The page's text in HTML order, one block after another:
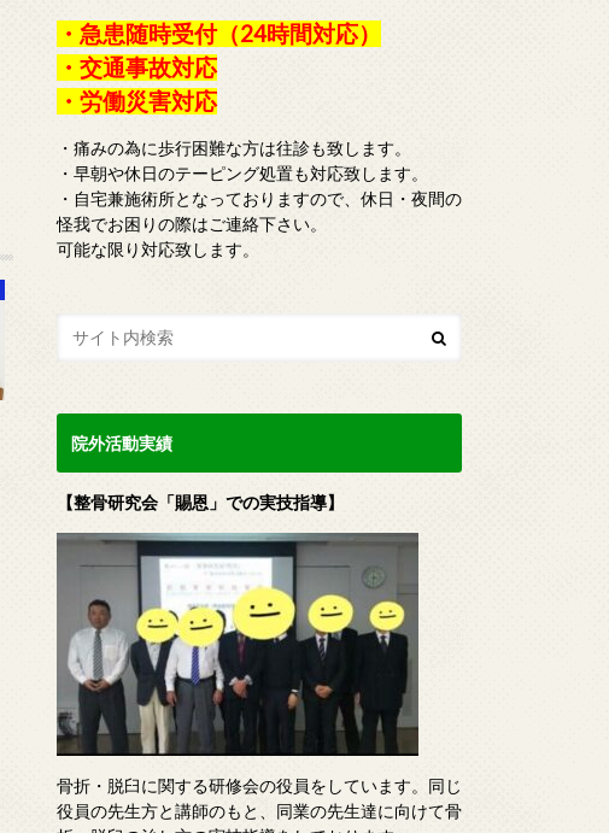
・急患随時受付（24時間対応）
・交通事故対応
・労働災害対応
・痛みの為に歩行困難な方は往診も致します。
・早朝や休日のテーピング処置も対応致します。
・自宅兼施術所となっておりますので、休日・夜間の
怪我でお困りの際はご連絡下さい。
可能な限り対応致します。
院外活動実績
【整骨研究会「賜恩」での実技指導】
骨折・脱臼に関する研修会の役員をしています。同じ
役員の先生方と講師のもと、同業の先生達に向けて骨